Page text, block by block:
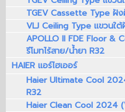
TGEV Cassette Type ฝั
VLJ Ceiling Type แขวนใ
APOLLO II FDE Floor
รีโมทไร้สาย/น้ำยา R32
HAIER แอร์ไฮเออร์
Haier Ultimate Cool
R32
Haier Clean Cool 2024